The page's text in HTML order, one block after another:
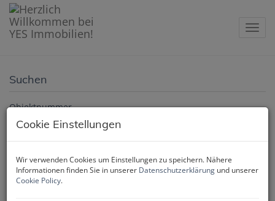
Suchen
Objektnummer
Vermarktungsart
Alle
Miete Kauf
Cookie Einstellungen
Wir verwenden Cookies um Einstellungen zu speichern. Nähere
Informationen finden Sie in unserer Datenschutzerklärung und unserer
Cookie Policy.